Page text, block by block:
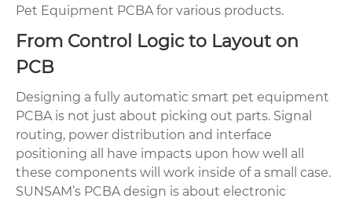
Pet Equipment PCBA for various products.
From Control Logic to Layout on
PCB
Designing a fully automatic smart pet equipment
PCBA is not just about picking out parts. Signal
routing, power distribution and interface
positioning all have impacts upon how well all
these components will work inside of a small case.
SUNSAM’s PCBA design is about electronic